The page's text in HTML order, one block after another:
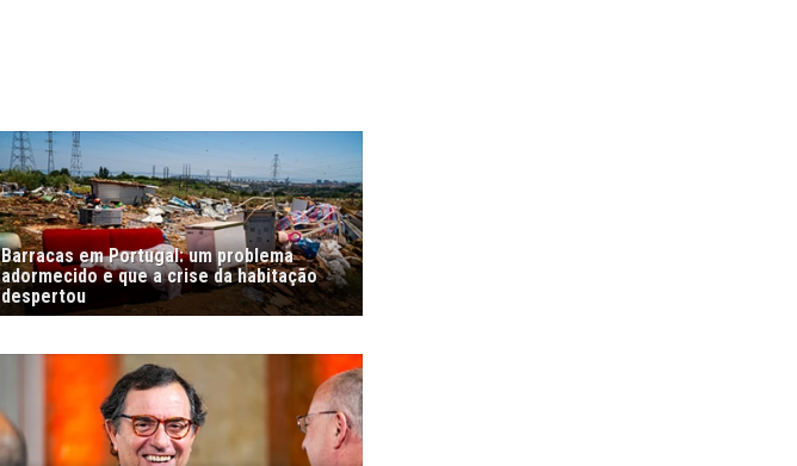
Barracas em Portugal: um problema
adormecido e que a crise da habitação
despertou